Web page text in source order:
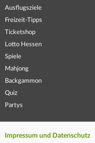
Ausflugsziele
Freizeit-Tipps
Ticketshop
Lotto Hessen
Spiele
Mahjong
Backgammon
Quiz
Partys
Impressum und Datenschutz